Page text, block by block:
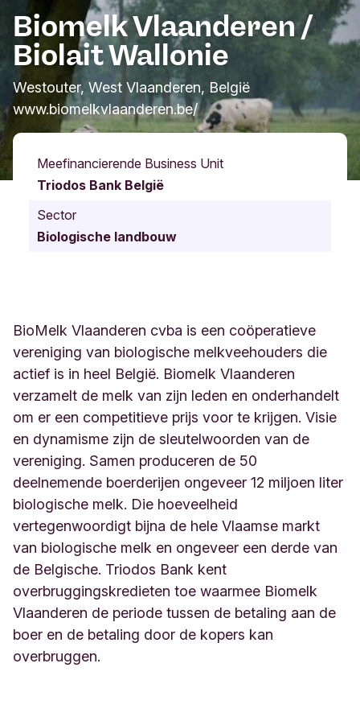
Biomelk Vlaanderen /
Biolait Wallonie
Westouter, West Vlaanderen, België
www.biomelkvlaanderen.be/
Meefinancierende Business Unit
Triodos Bank België
Sector
Biologische landbouw
BioMelk Vlaanderen cvba is een coöperatieve
vereniging van biologische melkveehouders die
actief is in heel België. Biomelk Vlaanderen
verzamelt de melk van zijn leden en onderhandelt
om er een competitieve prijs voor te krijgen. Visie
en dynamisme zijn de sleutelwoorden van de
vereniging. Samen produceren de 50
deelnemende boerderijen ongeveer 12 miljoen liter
biologische melk. Die hoeveelheid
vertegenwoordigt bijna de hele Vlaamse markt
van biologische melk en ongeveer een derde van
de Belgische. Triodos Bank kent
overbruggingskredieten toe waarmee Biomelk
Vlaanderen de periode tussen de betaling aan de
boer en de betaling door de kopers kan
overbruggen.